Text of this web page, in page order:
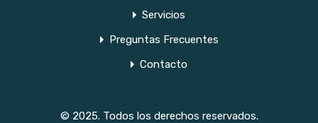
Servicios
Preguntas Frecuentes
Contacto
© 2025. Todos los derechos reservados.